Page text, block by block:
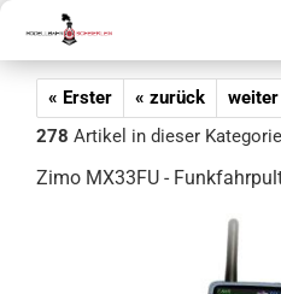
« Erster « zurück weiter
278 Artikel in dieser Kategorie
Zimo MX33FU -